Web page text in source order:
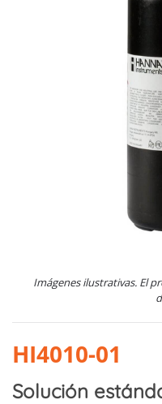
Imágenes ilustrativas. El
HI4010-01
Solución